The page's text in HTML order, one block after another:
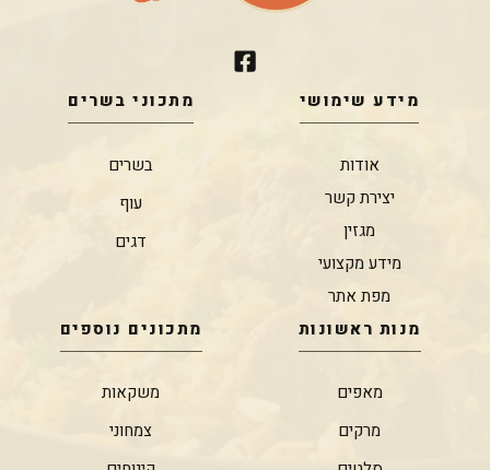
מידע שימושי
אודות
יצירת קשר
מגזין
מידע מקצועי
מפת אתר
מתכוני בשרים
בשרים
עוף
דגים
מנות ראשונות
מאפים
מרקים
מתכונים נוספים
משקאות
צמחוני